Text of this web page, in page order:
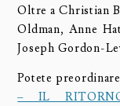
Oltre a Christian
Oldman, Anne
Joseph Gordon-
Potete
– IL